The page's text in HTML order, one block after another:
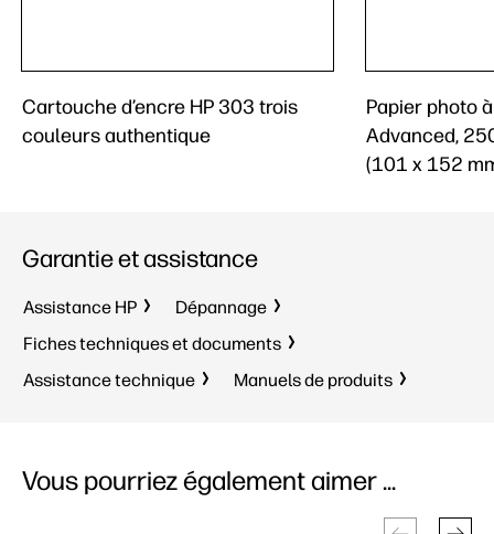
Cartouche d’encre HP 303 trois
couleurs authentique
Papier photo
Advanced,
(101 x 152
Garantie et assistance
Assistance HP
Dépannage
Fiches techniques et documents
Assistance technique
Manuels de produits
Vous pourriez également aimer ...